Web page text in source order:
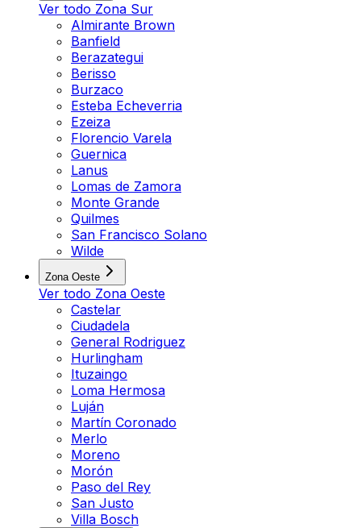
Ver todo Zona Sur
Almirante Brown
Banfield
Berazategui
Berisso
Burzaco
Esteba Echeverria
Ezeiza
Florencio Varela
Guernica
Lanus
Lomas de Zamora
Monte Grande
Quilmes
San Francisco Solano
Wilde
Zona Oeste
Ver todo Zona Oeste
Castelar
Ciudadela
General Rodriguez
Hurlingham
Ituzaingo
Loma Hermosa
Luján
Martín Coronado
Merlo
Moreno
Morón
Paso del Rey
San Justo
Villa Bosch